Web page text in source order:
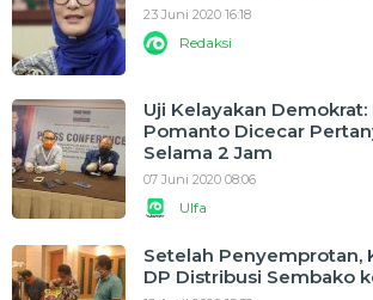
23 Juni 2020 16:18
Redaksi
Uji Kelayakan Demokrat:
Pomanto Dicecar
Selama 2 Jam
07 Juni 2020 08:06
Ulfa
Setelah Penyemprotan,
DP Distribusi Sembako